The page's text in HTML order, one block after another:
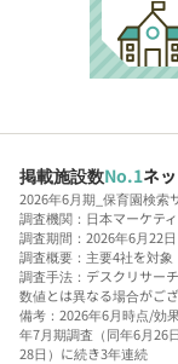
掲載施設数No.1ネ
2026年6月期_保育園検索
調査機関：日本マーケテ
調査期間：2026年6月22
調査概要：主要4社を対象
調査手法：デスクリサー
数値とは異なる場合がござ
備考：2026年6月時点/効
年7月期調査（同年6月26
28日）に続き3年連続